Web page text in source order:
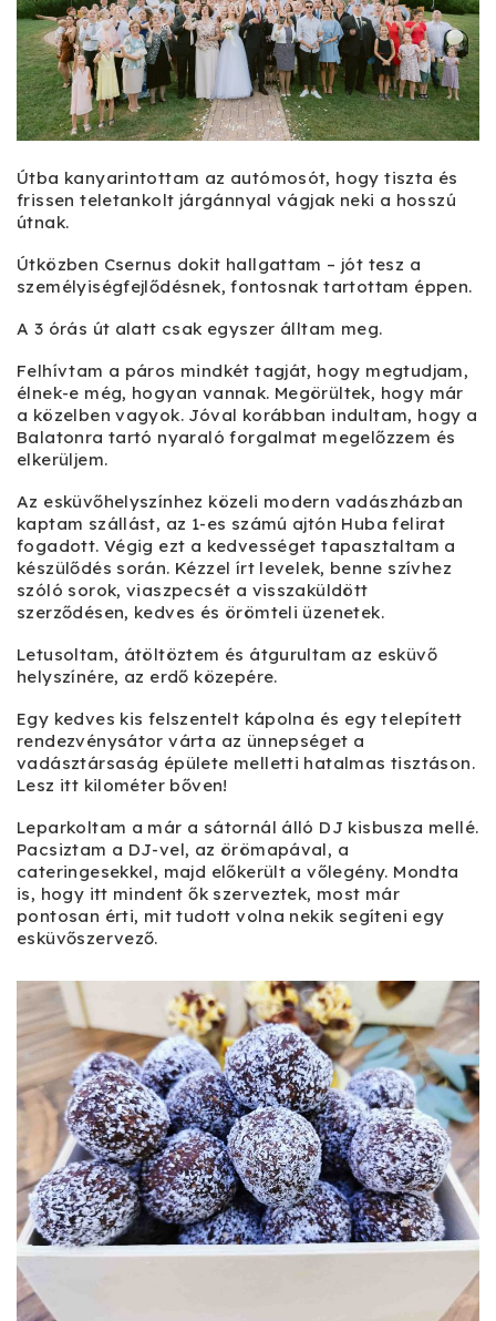
Útba kanyarintottam az autómosót, hogy tiszta és
frissen teletankolt járgánnyal vágjak neki a hosszú
útnak.
Útközben Csernus dokit hallgattam – jót tesz a
személyiségfejlődésnek, fontosnak tartottam éppen.
A 3 órás út alatt csak egyszer álltam meg.
Felhívtam a páros mindkét tagját, hogy megtudjam,
élnek-e még, hogyan vannak. Megörültek, hogy már
a közelben vagyok. Jóval korábban indultam, hogy a
Balatonra tartó nyaraló forgalmat megelőzzem és
elkerüljem.
Az esküvőhelyszínhez közeli modern vadászházban
kaptam szállást, az 1-es számú ajtón Huba felirat
fogadott. Végig ezt a kedvességet tapasztaltam a
készülődés során. Kézzel írt levelek, benne szívhez
szóló sorok, viaszpecsét a visszaküldött
szerződésen, kedves és örömteli üzenetek.
Letusoltam, átöltöztem és átgurultam az esküvő
helyszínére, az erdő közepére.
Egy kedves kis felszentelt kápolna és egy telepített
rendezvénysátor várta az ünnepséget a
vadásztársaság épülete melletti hatalmas tisztáson.
Lesz itt kilométer bőven!
Leparkoltam a már a sátornál álló DJ kisbusza mellé.
Pacsiztam a DJ-vel, az örömapával, a
cateringesekkel, majd előkerült a vőlegény. Mondta
is, hogy itt mindent ők szerveztek, most már
pontosan érti, mit tudott volna nekik segíteni egy
esküvőszervező.